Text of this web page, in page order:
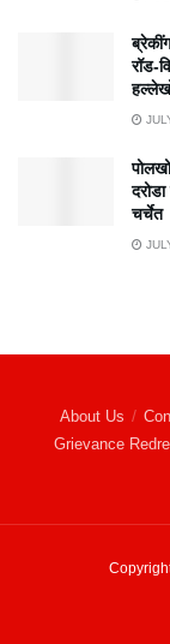
रॉड-
चर्चेत
About Us
Grievance
Copyright